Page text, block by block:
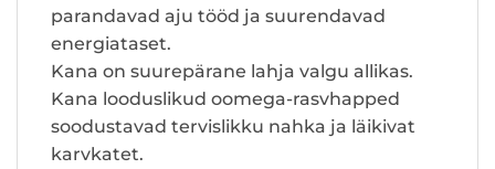
parandavad aju tööd ja suurendavad
energiataset.
Kana on suurepärane lahja valgu allikas.
Kana looduslikud oomega-rasvhapped
soodustavad tervislikku nahka ja läikivat
karvkatet.